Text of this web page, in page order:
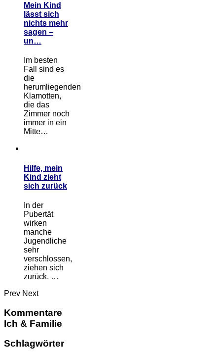
Mein Kind
lässt sich
nichts mehr
sagen –
un…
Im besten
Fall sind es
die
herumliegenden
Klamotten,
die das
Zimmer noch
immer in ein
Mitte…
Hilfe, mein
Kind zieht
sich zurück
In der
Pubertät
wirken
manche
Jugendliche
sehr
verschlossen,
ziehen sich
zurück. …
Prev Next
Kommentare
Ich & Familie
Schlagwörter